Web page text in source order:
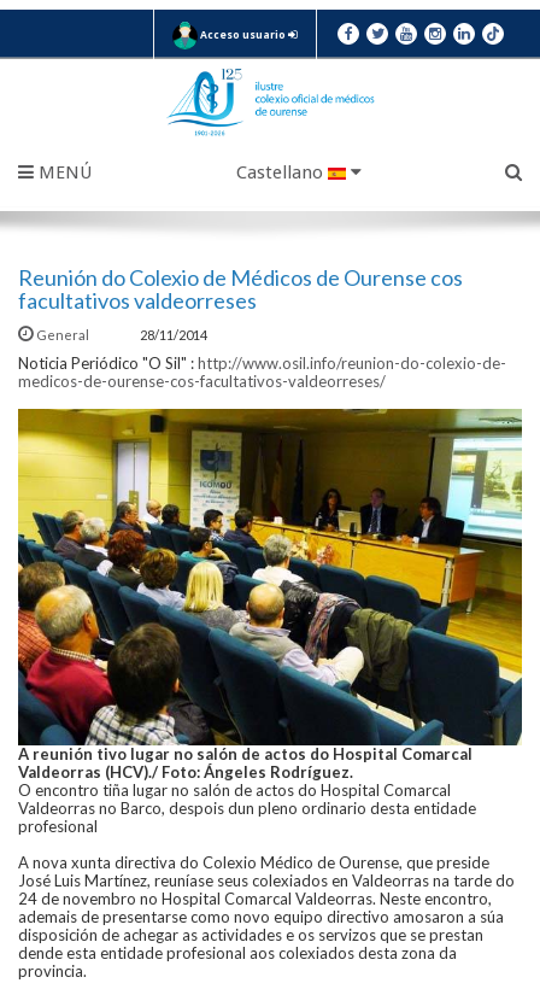
Acceso usuario
MENÚ Castellano
Reunión do Colexio de Médicos de Ourense cos
facultativos valdeorreses
General 28/11/2014
Noticia Periódico "O Sil" :http://www.osil.info/reunion-do-colexio-de-
medicos-de-ourense-cos-facultativos-valdeorreses/
A reunión tivo lugar no salón de actos do Hospital Comarcal
Valdeorras (HCV)./ Foto: Ángeles Rodríguez.
O encontro tiña lugar no salón de actos do Hospital Comarcal
Valdeorras no Barco, despois dun pleno ordinario desta entidade
profesional
A nova xunta directiva do Colexio Médico de Ourense, que preside
José Luis Martínez, reuníase seus colexiados en Valdeorras na tarde do
24 de novembro no Hospital Comarcal Valdeorras. Neste encontro,
ademais de presentarse como novo equipo directivo amosaron a súa
disposición de achegar as actividades e os servizos que se prestan
dende esta entidade profesional aos colexiados desta zona da
provincia.